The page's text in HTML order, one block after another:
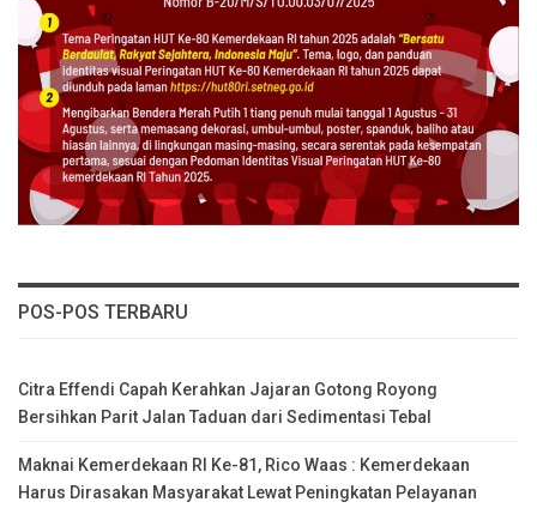
POS-POS TERBARU
Citra Effendi Capah Kerahkan Jajaran Gotong Royong
Bersihkan Parit Jalan Taduan dari Sedimentasi Tebal
Maknai Kemerdekaan RI Ke-81, Rico Waas : Kemerdekaan
Harus Dirasakan Masyarakat Lewat Peningkatan Pelayanan